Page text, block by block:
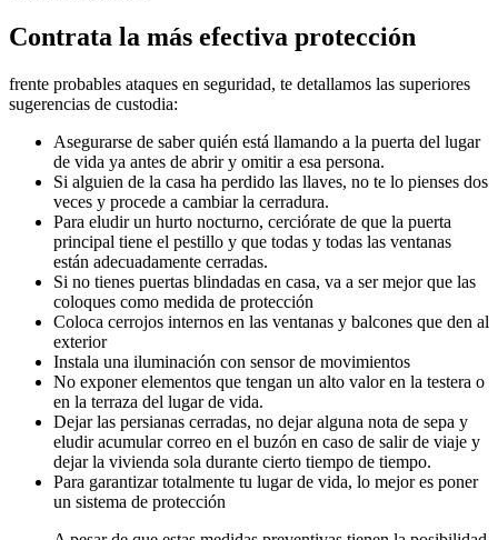
Contrata la más efectiva protección
frente probables ataques en seguridad, te detallamos las superiores
sugerencias de custodia:
Asegurarse de saber quién está llamando a la puerta del lugar
de vida ya antes de abrir y omitir a esa persona.
Si alguien de la casa ha perdido las llaves, no te lo pienses dos
veces y procede a cambiar la cerradura.
Para eludir un hurto nocturno, cerciórate de que la puerta
principal tiene el pestillo y que todas y todas las ventanas
están adecuadamente cerradas.
Si no tienes puertas blindadas en casa, va a ser mejor que las
coloques como medida de protección
Coloca cerrojos internos en las ventanas y balcones que den al
exterior
Instala una iluminación con sensor de movimientos
No exponer elementos que tengan un alto valor en la testera o
en la terraza del lugar de vida.
Dejar las persianas cerradas, no dejar alguna nota de sepa y
eludir acumular correo en el buzón en caso de salir de viaje y
dejar la vivienda sola durante cierto tiempo de tiempo.
Para garantizar totalmente tu lugar de vida, lo mejor es poner
un sistema de protección